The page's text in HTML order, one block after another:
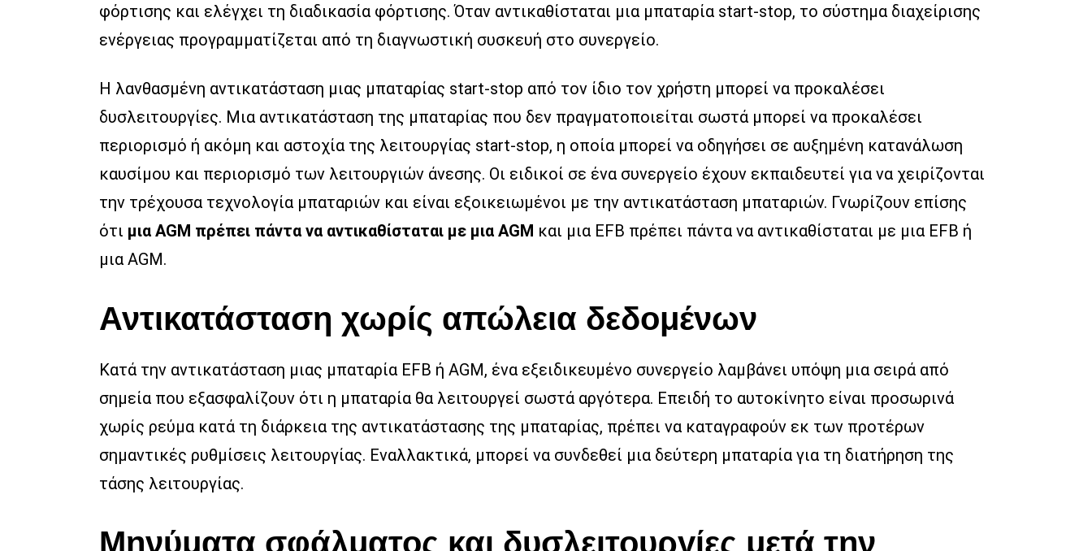
φόρτισης και ελέγχει τη διαδικασία φόρτισης. Όταν αντικαθίσταται μια μπαταρία start-stop, το σύστημα διαχείρισης
ενέργειας προγραμματίζεται από τη διαγνωστική συσκευή στο συνεργείο.
Η λανθασμένη αντικατάσταση μιας μπαταρίας start-stop από τον ίδιο τον χρήστη μπορεί να προκαλέσει
δυσλειτουργίες. Μια αντικατάσταση της μπαταρίας που δεν πραγματοποιείται σωστά μπορεί να προκαλέσει
περιορισμό ή ακόμη και αστοχία της λειτουργίας start-stop, η οποία μπορεί να οδηγήσει σε αυξημένη κατανάλωση
καυσίμου και περιορισμό των λειτουργιών άνεσης. Οι ειδικοί σε ένα συνεργείο έχουν εκπαιδευτεί για να χειρίζονται
την τρέχουσα τεχνολογία μπαταριών και είναι εξοικειωμένοι με την αντικατάσταση μπαταριών. Γνωρίζουν επίσης
ότι μια AGM πρέπει πάντα να αντικαθίσταται με μια AGM και μια EFB πρέπει πάντα να αντικαθίσταται με μια EFB ή
μια AGM.
Αντικατάσταση χωρίς απώλεια δεδομένων
Κατά την αντικατάσταση μιας μπαταρία EFB ή AGM, ένα εξειδικευμένο συνεργείο λαμβάνει υπόψη μια σειρά από
σημεία που εξασφαλίζουν ότι η μπαταρία θα λειτουργεί σωστά αργότερα. Επειδή το αυτοκίνητο είναι προσωρινά
χωρίς ρεύμα κατά τη διάρκεια της αντικατάστασης της μπαταρίας, πρέπει να καταγραφούν εκ των προτέρων
σημαντικές ρυθμίσεις λειτουργίας. Εναλλακτικά, μπορεί να συνδεθεί μια δεύτερη μπαταρία για τη διατήρηση της
τάσης λειτουργίας.
Μηνύματα σφάλματος και δυσλειτουργίες μετά την